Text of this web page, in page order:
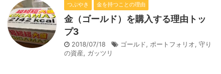
つぶやき 金を持つことの理由
金（ゴールド）を購入する理由トッ
プ3
2018/07/18 ゴールド, ポートフォリオ, 守り
の資産, ガッツリ